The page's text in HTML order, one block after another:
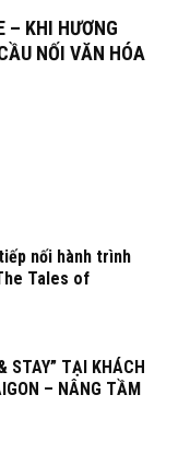
– KHI HƯƠNG
NỐI VĂN HÓA
nối hành trình
Tales of
STAY” TẠI KHÁCH
– NÂNG TẦM